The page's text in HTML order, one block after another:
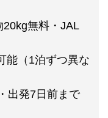
20kg無料・JAL
能（1泊ずつ異な
出発7日前まで